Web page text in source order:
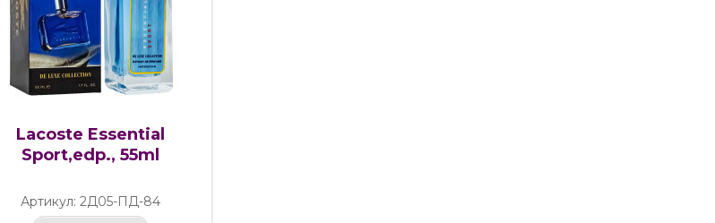
Lacoste Essential
Sport,edp., 55ml
Артикул: 2Д05-ПД-84